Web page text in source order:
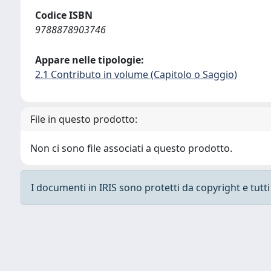
Codice ISBN
9788878903746
Appare nelle tipologie:
2.1 Contributo in volume (Capitolo o Saggio)
File in questo prodotto:
Non ci sono file associati a questo prodotto.
I documenti in IRIS sono protetti da copyright e